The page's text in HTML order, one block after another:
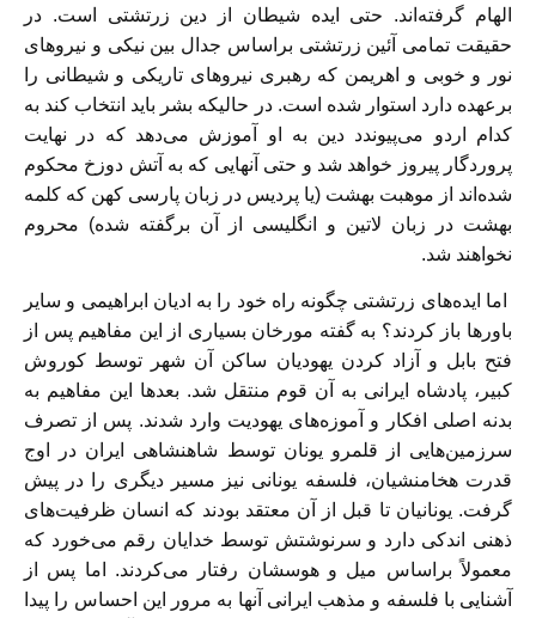
الهام گرفته‌اند. حتی ایده شیطان از دین زرتشتی است. در
حقیقت تمامی آئین زرتشتی براساس جدال بین نیکی و نیروهای
نور و خوبی و اهریمن که رهبری نیروهای تاریکی و شیطانی را
برعهده دارد استوار شده است. در حالیکه بشر باید انتخاب کند به
کدام اردو می‌پیوندد دین به او آموزش می‌دهد که در نهایت
پروردگار پیروز خواهد شد و حتی آنهایی که به آتش دوزخ محکوم
شده‌اند از موهبت بهشت (یا پردیس در زبان پارسی کهن که کلمه
بهشت در زبان لاتین و انگلیسی از آن برگفته شده) محروم
نخواهند شد.
اما ایده‌های زرتشتی چگونه راه خود را به ادیان ابراهیمی و سایر
باورها باز کردند؟ به گفته مورخان بسیاری از این مفاهیم پس از
فتح بابل و آزاد کردن یهودیان ساکن آن شهر توسط کوروش
کبیر، پادشاه ایرانی به آن قوم منتقل شد. بعدها این مفاهیم به
بدنه اصلی افکار و آموزه‌های یهودیت وارد شدند. پس از تصرف
سرزمین‌هایی از قلمرو یونان توسط شاهنشاهی ایران در اوج
قدرت هخامنشیان، فلسفه یونانی نیز مسیر دیگری را در پیش
گرفت. یونانیان تا قبل از آن معتقد بودند که انسان ظرفیت‌های
ذهنی اندکی دارد و سرنوشتش توسط خدایان رقم می‌خورد که
معمولاً براساس میل و هوسشان رفتار می‌کردند. اما پس از
آشنایی با فلسفه و مذهب ایرانی آنها به مرور این احساس را پیدا